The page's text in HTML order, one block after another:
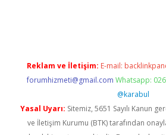
Reklam ve İletişim: E-mail:
forumhizmeti@gmail.com Whatsapp:
@karabul
Yasal Uyarı: Sitemiz, 5651 Sayılı Kanun
ve İletişim Kurumu (BTK) tarafından